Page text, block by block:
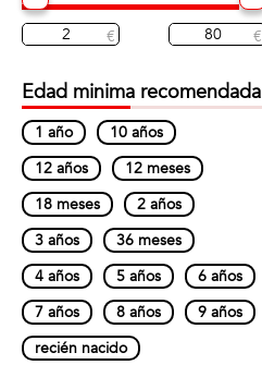
Edad minima recomendada
1 año
10 años
12 años
12 meses
18 meses
2 años
3 años
36 meses
4 años
5 años
6 años
7 años
8 años
9 años
recién nacido